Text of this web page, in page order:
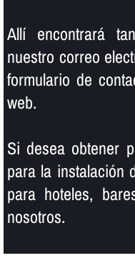
Allí­ encontrará
nuestro correo
formulario de
web.
Si desea obtener
para la instalación
para hoteles,
nosotros.